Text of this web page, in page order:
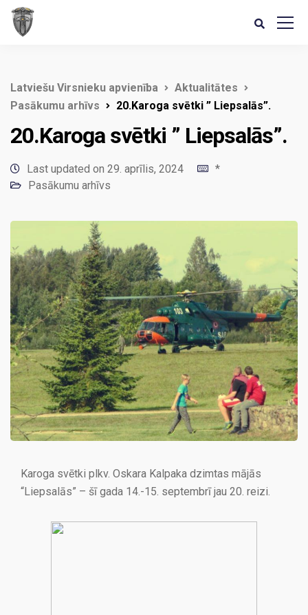
Latviešu Virsnieku apvienība
Aktualitātes
Pasākumu arhīvs
20.Karoga svētki ” Liepsalās”.
20.Karoga svētki ” Liepsalās”.
Last updated on 29. aprīlis, 2024
*
Pasākumu arhīvs
Karoga svētki plkv. Oskara Kalpaka dzimtas mājās
“Liepsalās” – šī gada 14.-15. septembrī jau 20. reizi.